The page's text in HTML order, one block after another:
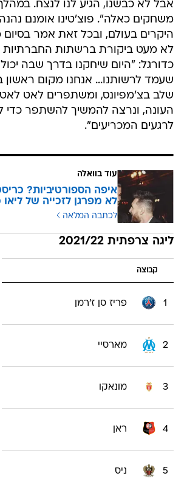
אבל לא כבשנו, הגיע לנו לנצח.
משחקים כאלה". פוצ'טינו אומנם
היקרים בעולם, ובכל זאת אמר
לא מעט ביקורת ברשתות החברתיות
כדורגל: "היום שיחקנו בדרך שבה
שעמד לרשותנו... אנחנו מקום ראשון
שלב בצ'מפיונס, ומשתפרים לאט
העונה, ונרצה להמשיך להשתפר כדי
לרגעים המכריעים".
עוד בוואלה
איפה הספורטיביות?
לא מפרגן לזכייה של ליאו
לכתבה המלאה
ליגה צרפתית 2021/22
קבוצה
1 פריז סן ז'רמן
2 מארסיי
3 מונאקו
4 ראן
5 ניס